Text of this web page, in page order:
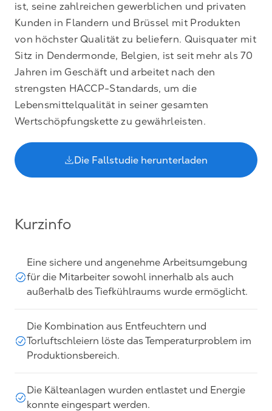
ist, seine zahlreichen gewerblichen und privaten
Kunden in Flandern und Brüssel mit Produkten
von höchster Qualität zu beliefern. Quisquater mit
Sitz in Dendermonde, Belgien, ist seit mehr als 70
Jahren im Geschäft und arbeitet nach den
strengsten HACCP-Standards, um die
Lebensmittelqualität in seiner gesamten
Wertschöpfungskette zu gewährleisten.
Die Fallstudie herunterladen
Kurzinfo
Eine sichere und angenehme Arbeitsumgebung
für die Mitarbeiter sowohl innerhalb als auch
außerhalb des Tiefkühlraums wurde ermöglicht.
Die Kombination aus Entfeuchtern und
Torluftschleiern löste das Temperaturproblem im
Produktionsbereich.
Die Kälteanlagen wurden entlastet und Energie
konnte eingespart werden.